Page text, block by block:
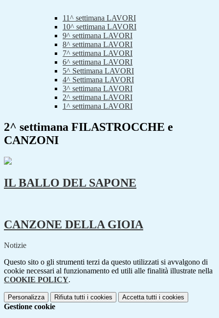
11^ settimana LAVORI
10^ settimana LAVORI
9^ settimana LAVORI
8^ settimana LAVORI
7^ settimana LAVORI
6^ settimana LAVORI
5^ Settimana LAVORI
4^ Settimana LAVORI
3^ settimana LAVORI
2^ settimana LAVORI
1^ settimana LAVORI
2^ settimana FILASTROCCHE e
CANZONI
IL BALLO DEL SAPONE
CANZONE DELLA GIOIA
Notizie
Questo sito o gli strumenti terzi da questo utilizzati si avvalgono di
cookie necessari al funzionamento ed utili alle finalità illustrate nella
COOKIE POLICY.
Personalizza Rifiuta tutti i cookies Accetta tutti i cookies
Gestione cookie